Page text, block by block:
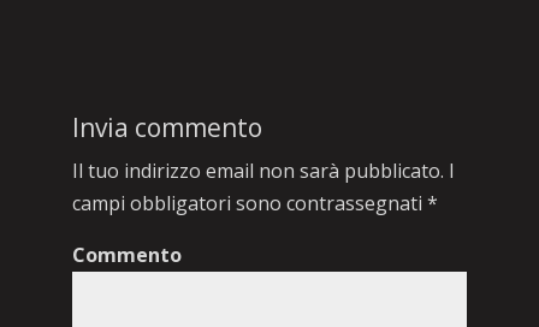
Invia commento
Il tuo indirizzo email non sarà pubblicato. I
campi obbligatori sono contrassegnati *
Commento